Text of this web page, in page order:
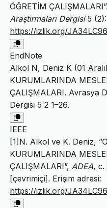
ÖĞRETİM ÇALIŞMALARI”.
Araştırmaları Dergisi5 (2):
https://izlik.org/
EndNote
Alkol N, Deniz K (01
KURUMLARINDA
ÇALIŞMALARI. Avrasya
Dergisi 5 2 1–26.
IEEE
[1]N. Alkol ve K. Deniz,
KURUMLARINDA
ÇALIŞMALARI”, ADEA, c.
[çevrimiçi]. Erişim adresi:
https://izlik.org/